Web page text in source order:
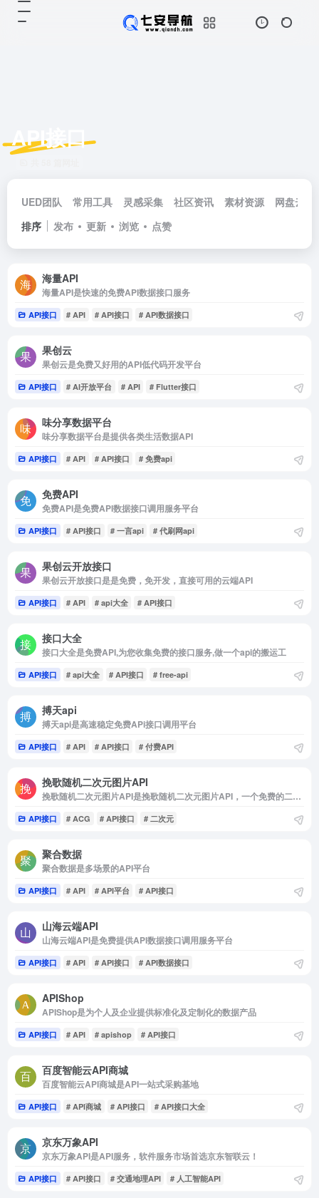
API接口
UED团队 常用工具 灵感采集 社区资讯 素材资源
网盘云储
排序
发布 更新 浏览 点赞
海量API
海量API是快速的免费API数据接口服务
API接口 # API # API接口 # API数据接口
果创云
果创云是免费又好用的API低代码开发平台
API接口 # AI开放平台 # API # Flutter接口
味分享数据平台
味分享数据平台是提供各类生活数据API
API接口 # API # API接口 # 免费api
免费API
免费API是免费API数据接口调用服务平台
API接口 # API接口 # 一言api # 代刷网api
果创云开放接口
果创云开放接口是是免费，免开发，直接可用的云端API
API接口 # API # api大全 # API接口
接口大全
接口大全是免费API,为您收集免费的接口服务,做一个api的搬运工
API接口 # api大全 # API接口 # free-api
搏天api
搏天api是高速稳定免费APi接口调用平台
API接口 # API # API接口 # 付费API
挽歌随机二次元图片API
挽歌随机二次元图片API是挽歌随机二次元图片API，一个免费的二次元图片API
API接口 # ACG # API接口 # 二次元
聚合数据
聚合数据是多场景的API平台
API接口 # API # API平台 # API接口
山海云端API
山海云端API是免费提供API数据接口调用服务平台
API接口 # API # API接口 # API数据接口
APIShop
APIShop是为个人及企业提供标准化及定制化的数据产品
API接口 # API # apishop # API接口
百度智能云API商城
百度智能云API商城是API一站式采购基地
API接口 # API商城 # API接口 # API接口大全
京东万象API
京东万象API是API服务，软件服务市场首选京东智联云！
API接口 # API接口 # 交通地理API # 人工智能API